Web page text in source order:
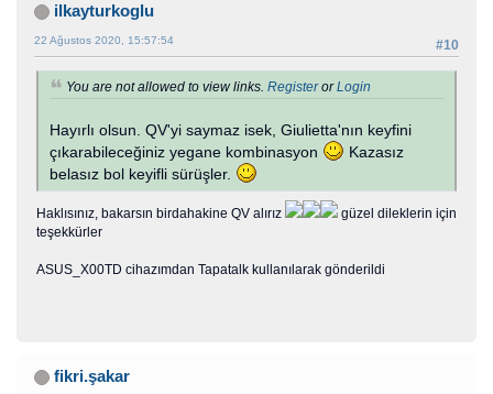
ilkayturkoglu
#10
22 Ağustos 2020, 15:57:54
You are not allowed to view links. RegisterorLogin
Hayırlı olsun. QV'yi saymaz isek, Giulietta'nın keyfini
çıkarabileceğiniz yegane kombinasyon
Kazasız
belasız bol keyifli sürüşler.
Haklısınız, bakarsın birdahakine QV alırız
güzel dileklerin için
teşekkürler
ASUS_X00TD cihazımdan Tapatalk kullanılarak gönderildi
fikri.şakar